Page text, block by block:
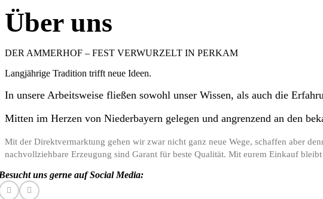
Über uns
DER AMMERHOF – FEST VERWURZELT IN PERKAM
Langjährige Tradition trifft neue Ideen.
In unsere Arbeitsweise fließen sowohl unser Wissen, als auch die
Mitten im Herzen von Niederbayern gelegen und angrenzend an den
Mit der Direktvermarktung gehen wir zwar nicht ganz neue Wege, schaffen aber
nachvollziehbare Erzeugung sind Garant für beste Qualität. Mit eurem Einkauf
uns gerne auf Social Media: